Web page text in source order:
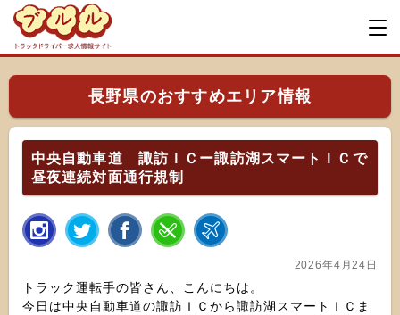
長野県のおすすめエリア情報
中央自動車道 諏訪ＩＣー諏訪湖スマートＩＣで
昼夜連続対面通行規制
2026年4月24日
トラック運転手の皆さん、こんにちは。
今日は中央自動車道の諏訪ＩＣから諏訪湖スマートＩＣま